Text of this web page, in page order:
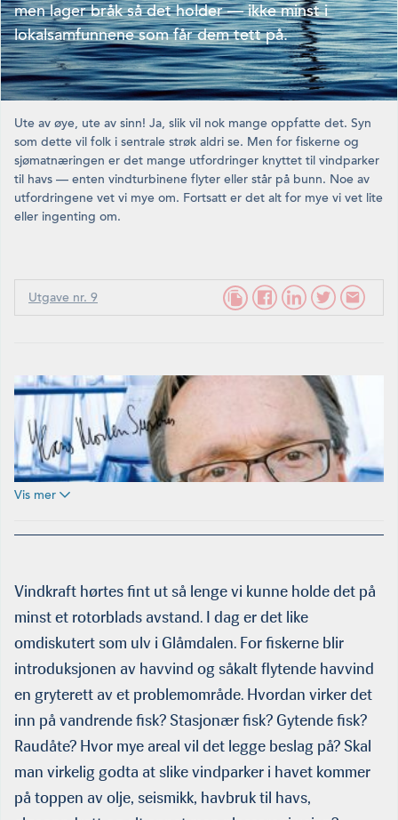
men lager bråk så det holder — ikke minst i
lokalsamfunnene som får dem tett på.
Ute av øye, ute av sinn! Ja, slik vil nok mange oppfatte det. Syn
som dette vil folk i sentrale strøk aldri se. Men for fiskerne og
sjømatnæringen er det mange utfordringer knyttet til vindparker
til havs — enten vindturbinene flyter eller står på bunn. Noe av
utfordringene vet vi mye om. Fortsatt er det alt for mye vi vet lite
eller ingenting om.
Utgave nr. 9
Vis mer
Vindkraft hørtes fint ut så lenge vi kunne holde det på
minst et rotorblads avstand. I dag er det like
omdiskutert som ulv i Glåmdalen. For fiskerne blir
introduksjonen av havvind og såkalt flytende havvind
en gryterett av et problemområde. Hvordan virker det
inn på vandrende fisk? Stasjonær fisk? Gytende fisk?
Raudåte? Hvor mye areal vil det legge beslag på? Skal
man virkelig godta at slike vindparker i havet kommer
på toppen av olje, seismikk, havbruk til havs,